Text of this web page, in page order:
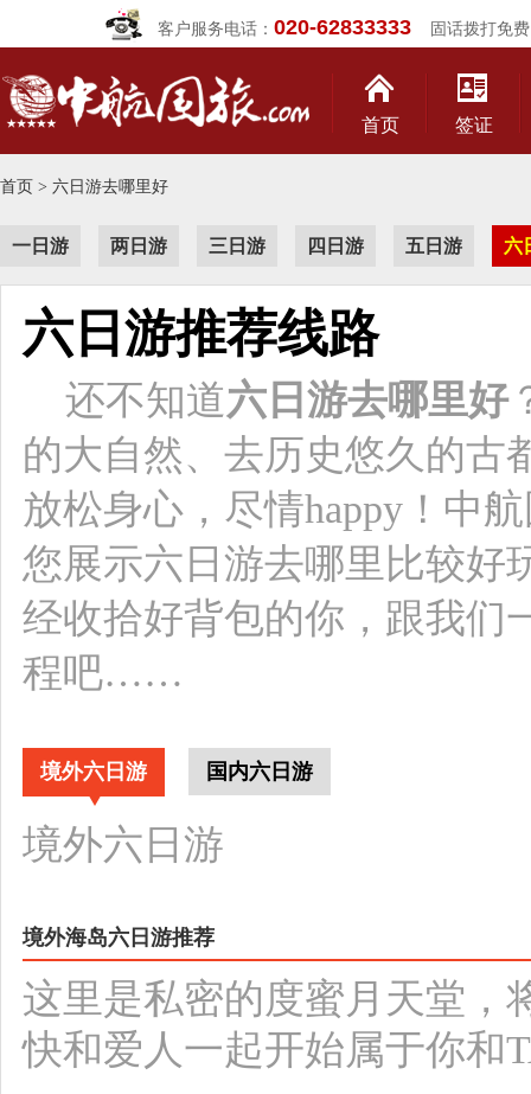
客户服务电话： 020-62833333固话拨打免费
首页 签证
首页 > 六日游去哪里好
一日游 两日游 三日游 四日游 五日游 六
六日游推荐线路
还不知道六日游去哪里好
的大自然、去历史悠久的古
放松身心，尽情happy！中
您展示六日游去哪里比较好
经收拾好背包的你，跟我们
程吧……
境外六日游 国内六日游
境外六日游
境外海岛六日游推荐
这里是私密的度蜜月天堂，
快和爱人一起开始属于你和